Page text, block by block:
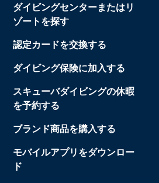
ダイビングセンターまたはリ
ゾートを探す
認定カードを交換する
ダイビング保険に加入する
スキューバダイビングの休暇
を予約する
ブランド商品を購入する
モバイルアプリをダウンロー
ド